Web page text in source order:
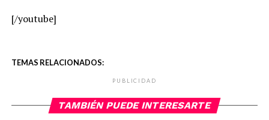
[/youtube]
TEMAS RELACIONADOS:
PUBLICIDAD
TAMBIÉN PUEDE INTERESARTE